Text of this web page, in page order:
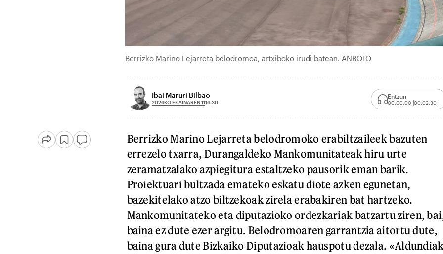
Berrizko Marino Lejarreta belodromoa, artxiboko irudi batean. ANBOTO
Ibai Maruri Bilbao
2026KO EKAINAREN 1116:30
Entzun
00:00:00 00:02:30
Berrizko Marino Lejarreta belodromoko erabiltzaileek bazuten
errezelo txarra, Durangaldeko Mankomunitateak hiru urte
zeramatzalako azpiegitura estaltzeko pausorik eman barik.
Proiektuari bultzada emateko eskatu diote azken egunetan,
bazekitelako atzo biltzekoak zirela erabakiren bat hartzeko.
Mankomunitateko eta diputazioko ordezkariak batzartu ziren,
baina ez dute ezer argitu. Belodromoaren garrantzia aitortu dute,
baina gura dute Bizkaiko Diputazioak hauspotu dezala.